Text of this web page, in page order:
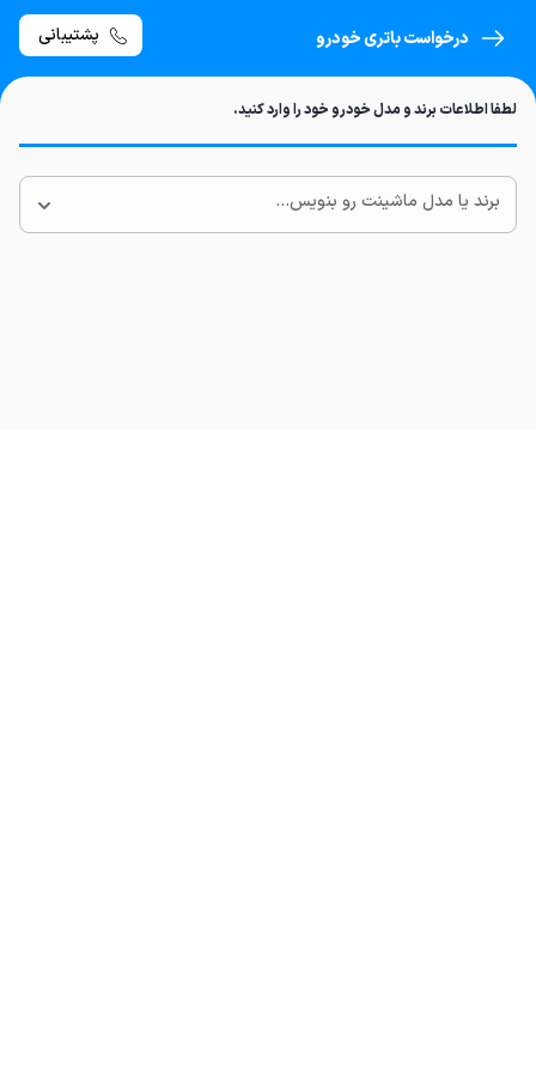
درخواست باتری خودرو پشتیبانی
لطفا اطلاعات برند و مدل خودرو خود را وارد کنید.
برند یا مدل ماشینت رو بنویس...